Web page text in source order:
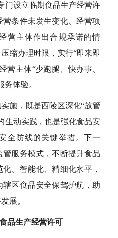
门设立临期食品生产经营许
条件未发生变化、经营项
营主体作出合规承诺的情
缩办理时限，实行“即来即
营主体“少跑腿、快办事、
务体验。
施，既是西陵区深化“放管
生动实践，也是强化食品安
全防线的关键举措。下一
服务模式，不断提升食品
、智能化、精细化水平，
辖区食品安全保驾护航，助
展。
品生产经营许可